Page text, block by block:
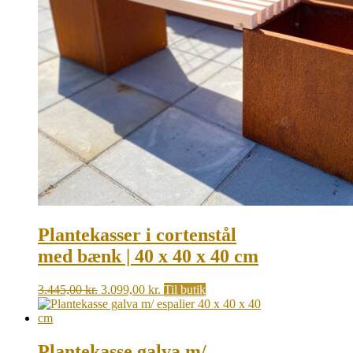
Plantekasser i cortenstål
med bænk | 40 x 40 x 40 cm
3.445,00kr. Original
price
3.099,00 kr. Current
price
Til butik